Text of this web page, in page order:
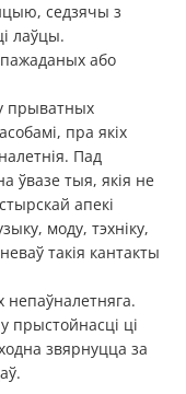
седзячы з
лаўцы.
або
прыватных
пра якіх
Пад
ўвазе тыя, якія не
апекі
моду, тэхніку,
такія кантакты
прыстойнасці ці
звярнуцца за